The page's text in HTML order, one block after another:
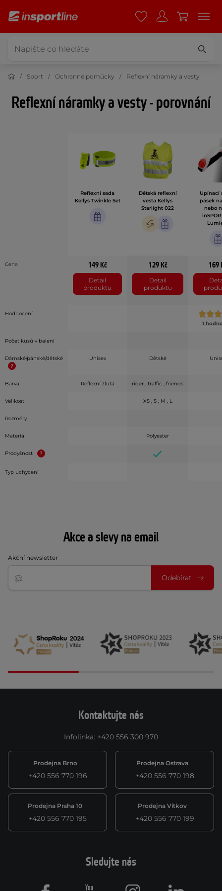
Sport Ochranné pomůcky Reflexní náramky a vesty
Reflexní náramky a vesty - porovnání
Reflexní sada
Kellys Twinkle Set
Dětská reflexní
vesta Kellys
Starlight 022
Upínací
pásek
nebo
Cena 149 Kč
Detail
produktu
129 Kč
Detail
produktu
169
Hodnocení
1
Počet kusů v balení
Dámské/pánské/dětské Unisex Dětské
Barva Reflexní žlutá rider , traffic , friends
Velikost XS , S , M , L
Rozměry
Materiál Polyester
Prodyšnost
Typ uchycení
Akce a slevy na email
Akční newsletter
Odebírat
Kontaktujte nás
Infolinka: +420 556 300 970
Prodejna Brno
+420 556 770 196
Prodejna Ostrava
+420 556 770 198
Prodejna Praha 10
+420 556 770 195
Prodejna Vítkov
+420 556 770 199
Sledujte nás